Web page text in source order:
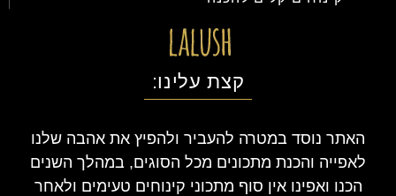
קצת עלינו:
האתר נוסד במטרה להעביר ולהפיץ את אהבה שלנו
לאפייה והכנת מתכונים מכל הסוגים, במהלך השנים
הכנו ואפינו אין סוף מתכוני קינוחים טעימים ולאחר